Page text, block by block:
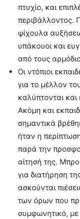
πτυχίο, και
περιβάλλοντος.
ψίχουλα
υπάκουοι και
από τους
Οι ντόπιοι
για το μέλλον
καλύπτονται
Ακόμη και
σημαντικά
ήταν η
παρά την
αίτησή της.
για διατήρηση
ασκούνται
των όρων που
συμφωνητικό, με